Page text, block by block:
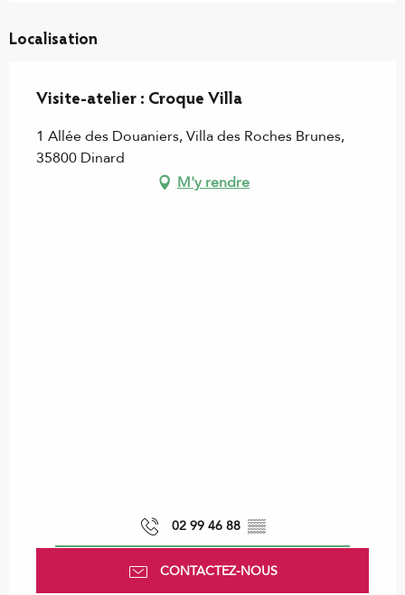
Localisation
Visite-atelier : Croque Villa
1 Allée des Douaniers, Villa des Roches Brunes,
35800 Dinard
M'y rendre
02 99 46 88 ▒▒
CONTACTEZ-NOUS